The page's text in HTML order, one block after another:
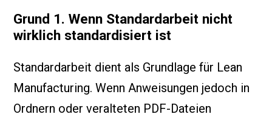
Grund 1. Wenn Standardarbeit nicht
wirklich standardisiert ist
Standardarbeit dient als Grundlage für Lean
Manufacturing. Wenn Anweisungen jedoch in
Ordnern oder veralteten PDF-Dateien